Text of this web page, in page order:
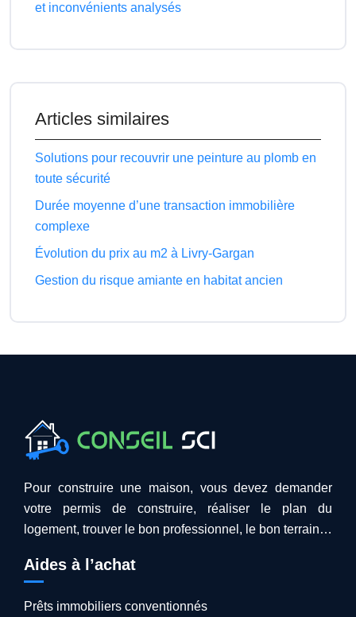
et inconvénients analysés
Articles similaires
Solutions pour recouvrir une peinture au plomb en
toute sécurité
Durée moyenne d’une transaction immobilière
complexe
Évolution du prix au m2 à Livry-Gargan
Gestion du risque amiante en habitat ancien
Pour construire une maison, vous devez demander
votre permis de construire, réaliser le plan du
logement, trouver le bon professionnel, le bon terrain…
Aides à l’achat
Prêts immobiliers conventionnés